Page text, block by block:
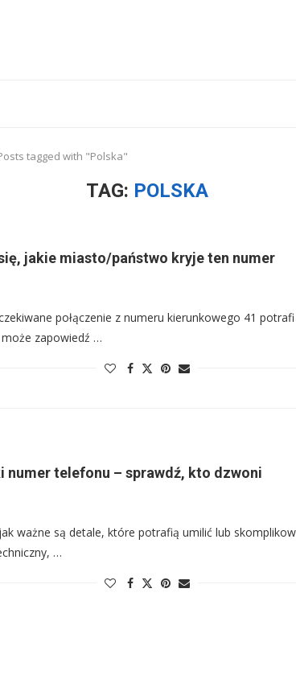
tagged with "Polska"
TAG: POLSKA
jakie miasto/państwo kryje ten numer
połączenie z numeru kierunkowego 41
zapowiedź …
numer telefonu – sprawdź, kto dzwoni
ważne są detale, które potrafią umilić lub
…